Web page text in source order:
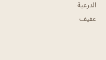
الدرعية
عفيف